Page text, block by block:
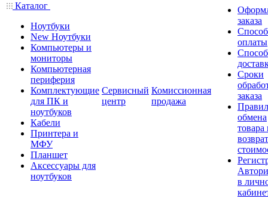
Каталог
Ноутбуки
New Ноутбуки
Компьютеры и
мониторы
Компьютерная
периферия
Комплектующие
для ПК и
ноутбуков
Кабели
Принтера и
МФУ
Планшет
Аксессуары для
ноутбуков
Сервисный
центр
Комиссионная
продажа
заказа
оплаты
Сроки
заказа
обмена
товара
в